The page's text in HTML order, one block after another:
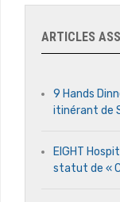
ARTICLES
9 Hands
itinérant de
EIGHT
statut de «